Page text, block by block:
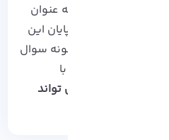
است که نیاز است به عنوان
ممنون که تا پایان این
در صورت داشتن هرگونه سوال
وسیله ارسال تیکت با
نظرات شما می تواند
ما باشد…